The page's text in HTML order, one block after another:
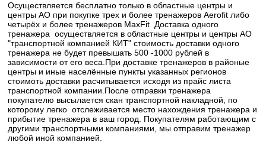
Осуществляется бесплатно только в областные центры и
центры АО при покупке трех и более тренажеров Aerofit либо
четырёх и более тренажеров MaxFit Доставка одного
тренажера осуществляется в областные центры и центры АО
"транспортной компанией КИТ" стоимость доставки одного
тренажера не будет превышать 500 -1000 рублей в
зависимости от его веса.При доставке тренажеров в районые
центры и иные населённые пункты указанных регионов
стоимоть доставки расчитывается исходя из прайс листа
транспортной компании.После отправки тренажера
покупателю высылается скан транспортной накладной, по
которому легко отслеживается место нахождения тренажера и
прибытие тренажера в ваш город. Покупателям работающим с
другими транспортными компаниями, мы отправим тренажер
любой иной компанией.